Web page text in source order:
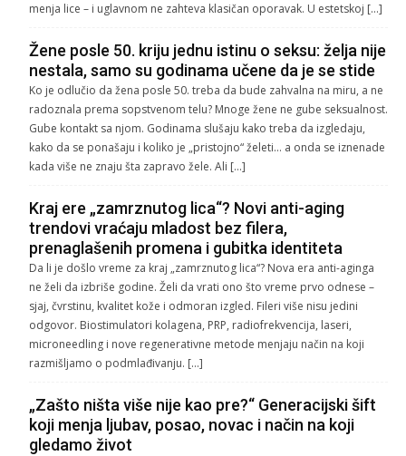
menja lice – i uglavnom ne zahteva klasičan oporavak. U estetskoj […]
Žene posle 50. kriju jednu istinu o seksu: želja nije
nestala, samo su godinama učene da je se stide
Ko je odlučio da žena posle 50. treba da bude zahvalna na miru, a ne
radoznala prema sopstvenom telu? Mnoge žene ne gube seksualnost.
Gube kontakt sa njom. Godinama slušaju kako treba da izgledaju,
kako da se ponašaju i koliko je „pristojno“ želeti… a onda se iznenade
kada više ne znaju šta zapravo žele. Ali […]
Kraj ere „zamrznutog lica“? Novi anti-aging
trendovi vraćaju mladost bez filera,
prenaglašenih promena i gubitka identiteta
Da li je došlo vreme za kraj „zamrznutog lica“? Nova era anti-aginga
ne želi da izbriše godine. Želi da vrati ono što vreme prvo odnese –
sjaj, čvrstinu, kvalitet kože i odmoran izgled. Fileri više nisu jedini
odgovor. Biostimulatori kolagena, PRP, radiofrekvencija, laseri,
microneedling i nove regenerativne metode menjaju način na koji
razmišljamo o podmlađivanju. […]
„Zašto ništa više nije kao pre?“ Generacijski šift
koji menja ljubav, posao, novac i način na koji
gledamo život